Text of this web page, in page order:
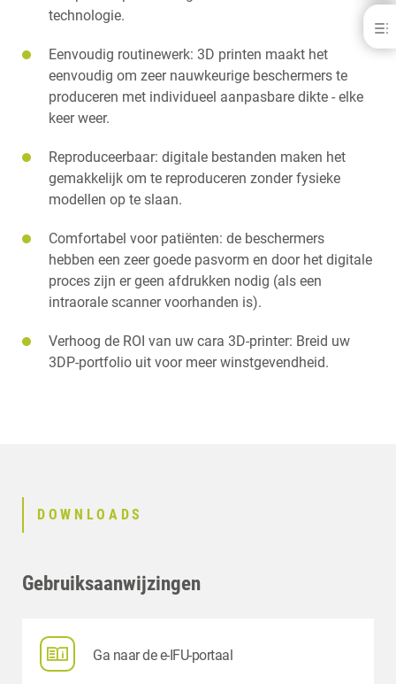
VOORDELEN
DOWNLOADS
CONTACT
technologie.
Eenvoudig routinewerk: 3D printen maakt het
eenvoudig om zeer nauwkeurige beschermers te
produceren met individueel aanpasbare dikte - elke
keer weer.
Reproduceerbaar: digitale bestanden maken het
gemakkelijk om te reproduceren zonder fysieke
modellen op te slaan.
Comfortabel voor patiënten: de beschermers
hebben een zeer goede pasvorm en door het digitale
proces zijn er geen afdrukken nodig (als een
intraorale scanner voorhanden is).
Verhoog de ROI van uw cara 3D-printer: Breid uw
3DP-portfolio uit voor meer winstgevendheid.
DOWNLOADS
Gebruiksaanwijzingen
Ga naar de e-IFU-portaal